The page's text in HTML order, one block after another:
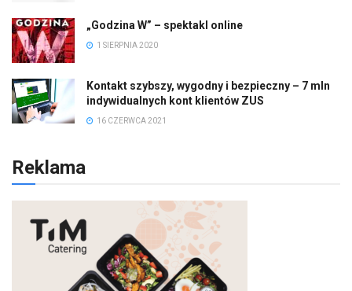
„Godzina W” – spektakl online
1 SIERPNIA 2020
Kontakt szybszy, wygodny i bezpieczny – 7 mln
indywidualnych kont klientów ZUS
16 CZERWCA 2021
Reklama